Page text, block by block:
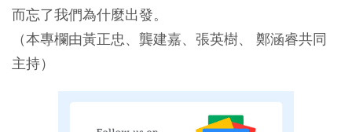
而忘了我們為什麼出發。
（本專欄由黃正忠、龔建嘉、張英樹、 鄭涵睿共同
主持）